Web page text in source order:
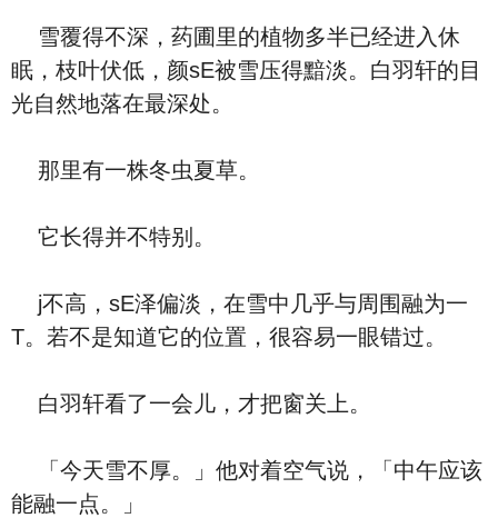
雪覆得不深，药圃里的植物多半已经进入休
眠，枝叶伏低，颜sE被雪压得黯淡。白羽轩的目
光自然地落在最深处。
那里有一株冬虫夏草。
它长得并不特别。
j不高，sE泽偏淡，在雪中几乎与周围融为一
T。若不是知道它的位置，很容易一眼错过。
白羽轩看了一会儿，才把窗关上。
「今天雪不厚。」他对着空气说，「中午应该
能融一点。」